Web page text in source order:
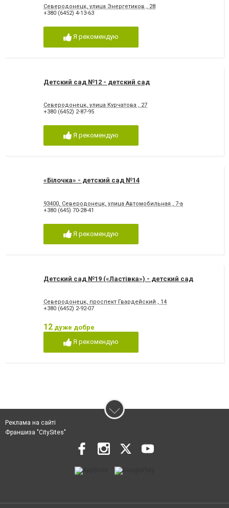
Северодонецк, улица Энергетиков , 28
+380 (6452) 4-13-63
Я рекомендую
Детский сад №12 - детский сад
Северодонецк, улица Курчатова , 27
+380 (6452) 2-87-95
Я рекомендую
«Білочка» - детский сад №14
93400, Северодонецк, улица Автомобильная , 7-а
+380 (645) 70-28-41
Я рекомендую
Детский сад №19 («Ластівка») - детский сад
Северодонецк, проспект Гвардейский , 14
+380 (6452) 2-92-07
12 дуже добре
Я рекомендую
Реклама на сайті
Франшиза "CitySites"